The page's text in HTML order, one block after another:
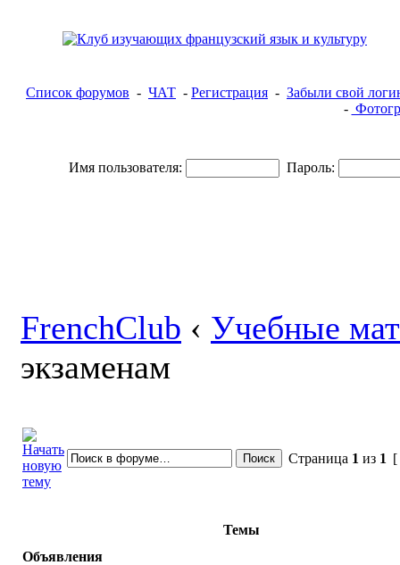
Список форумов - ЧАТ - Регистрация - Забыли свой
-
Имя пользователя: Пароль:
FrenchClub ‹ Учебные
экзаменам
Страница 1 из 1 [
Темы
Объявления